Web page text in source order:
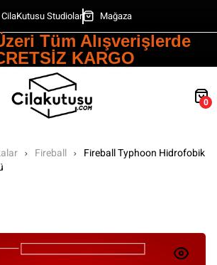
CilaKutusu Studiolar Mağaza
Tüm Alışverişlerde
KARGO
0
Fireball
Fireball Typhoon Hidrofobik